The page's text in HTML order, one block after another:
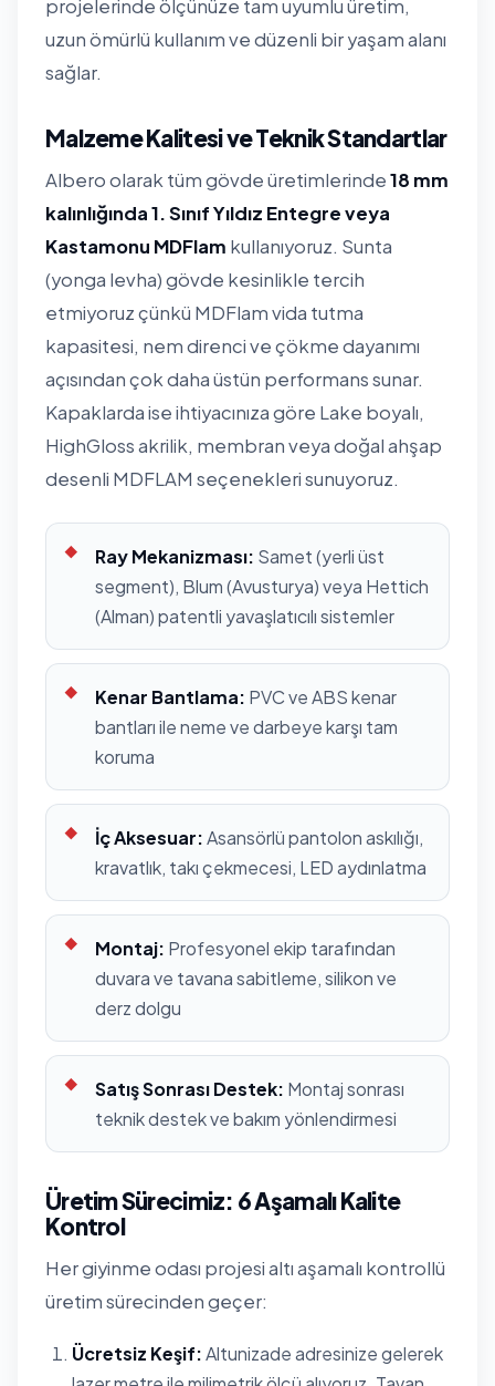
projelerinde ölçünüze tam uyumlu üretim,
uzun ömürlü kullanım ve düzenli bir yaşam alanı
sağlar.
Malzeme Kalitesi ve Teknik Standartlar
Albero olarak tüm gövde üretimlerinde18 mm
kalınlığında 1. Sınıf Yıldız Entegre veya
Kastamonu MDFlam kullanıyoruz. Sunta
(yonga levha) gövde kesinlikle tercih
etmiyoruz çünkü MDFlam vida tutma
kapasitesi, nem direnci ve çökme dayanımı
açısından çok daha üstün performans sunar.
Kapaklarda ise ihtiyacınıza göre Lake boyalı,
HighGloss akrilik, membran veya doğal ahşap
desenli MDFLAM seçenekleri sunuyoruz.
Ray Mekanizması: Samet (yerli üst
segment), Blum (Avusturya) veya Hettich
(Alman) patentli yavaşlatıcılı sistemler
Kenar Bantlama: PVC ve ABS kenar
bantları ile neme ve darbeye karşı tam
koruma
İç Aksesuar:Asansörlü pantolon askılığı,
kravatlık, takı çekmecesi, LED aydınlatma
Montaj: Profesyonel ekip tarafından
duvara ve tavana sabitleme, silikon ve
derz dolgu
Satış Sonrası Destek: Montaj sonrası
teknik destek ve bakım yönlendirmesi
Üretim Sürecimiz: 6 Aşamalı Kalite
Kontrol
Her giyinme odası projesi altı aşamalı kontrollü
üretim sürecinden geçer:
Ücretsiz Keşif:Altunizade adresinize gelerek